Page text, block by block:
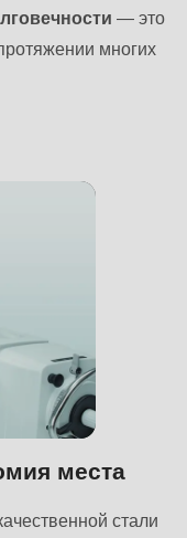
— это
многих
места
стали